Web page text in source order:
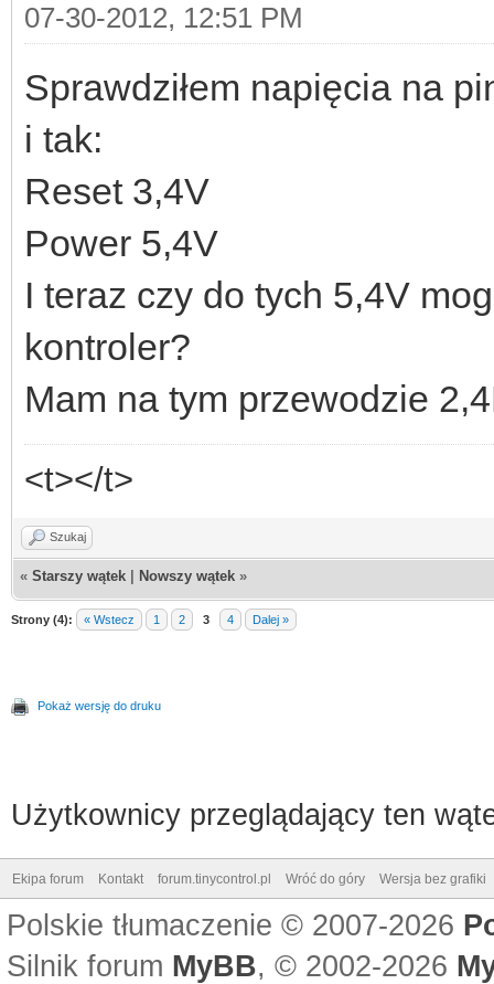
07-30-2012, 12:51 PM
Sprawdziłem napięcia na
i tak:
Reset 3,4V
Power 5,4V
I teraz czy do tych 5,4V
kontroler?
Mam na tym przewodzie
<t></t>
Szukaj
« Starszy wątek Nowszy wątek »
Strony (4): « Wstecz 1 2 3 4 Dalej »
Pokaż wersję do druku
Użytkownicy przeglądający ten
Ekipa forum Kontakt forum.tinycontrol.pl Wróć do góry Wersja bez grafiki
Polskie tłumaczenie © 2007-2026
Silnik forum MyBB, © 2002-2026